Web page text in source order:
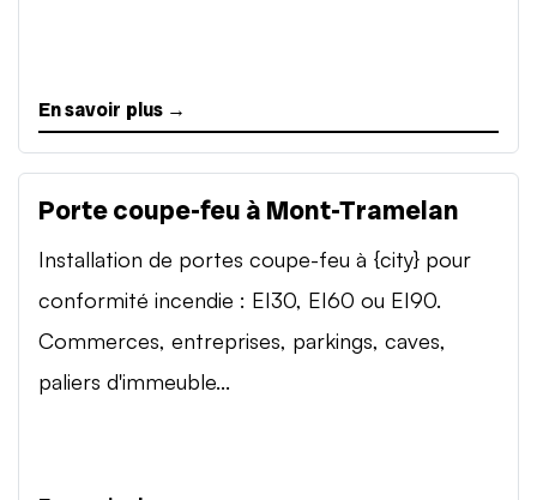
En savoir plus →
Porte coupe-feu à Mont-Tramelan
Installation de portes coupe-feu à {city} pour
conformité incendie : EI30, EI60 ou EI90.
Commerces, entreprises, parkings, caves,
paliers d'immeuble...